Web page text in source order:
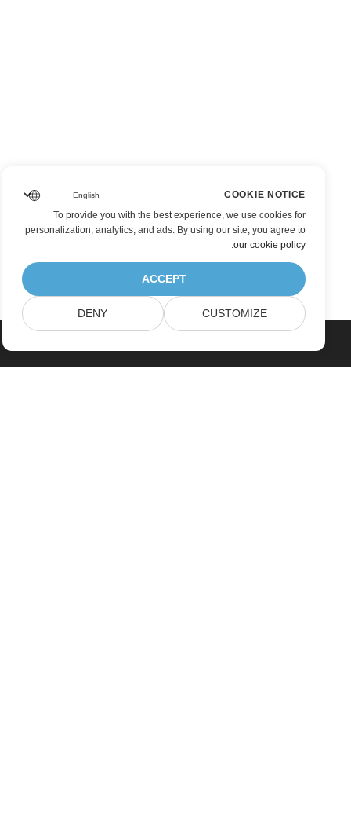
COOKIE NOTICE
To provide you with the best experience, we use cookies for
personalization, analytics, and ads. By using our site, you agree to
our cookie policy
.
ACCEPT
CUSTOMIZE
DENY